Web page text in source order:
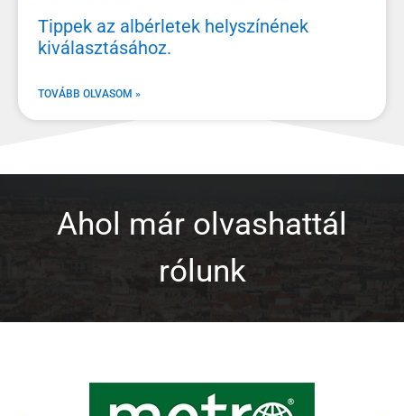
Tippek az albérletek helyszínének
kiválasztásához.
TOVÁBB OLVASOM »
Ahol már olvashattál
rólunk